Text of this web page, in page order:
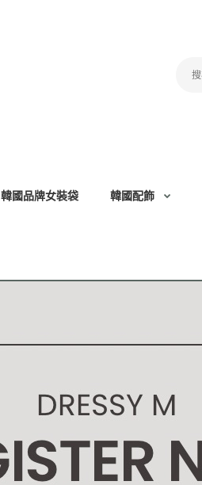
韓國品牌女裝袋 韓國配飾